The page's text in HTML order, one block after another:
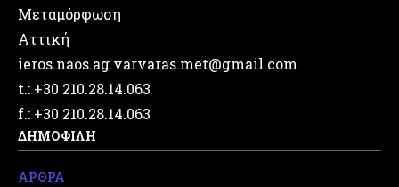
Μεταμόρφωση
Αττική
ieros.naos.ag.varvaras.met@gmail.com
t.: +30 210.28.14.063
f.: +30 210.28.14.063
ΔΗΜΟΦΙΛΗ
ΑΡΘΡΑ